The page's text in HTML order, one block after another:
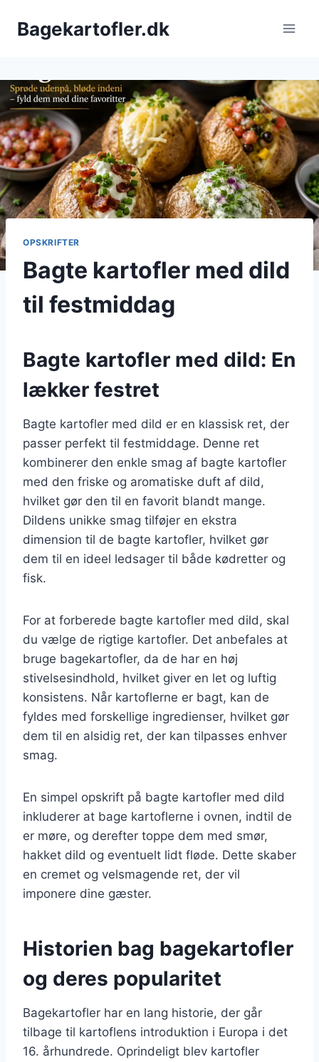
Bagekartofler.dk
OPSKRIFTER
Bagte kartofler med dild
til festmiddag
Bagte kartofler med dild: En
lækker festret
Bagte kartofler med dild er en klassisk ret, der
passer perfekt til festmiddage. Denne ret
kombinerer den enkle smag af bagte kartofler
med den friske og aromatiske duft af dild,
hvilket gør den til en favorit blandt mange.
Dildens unikke smag tilføjer en ekstra
dimension til de bagte kartofler, hvilket gør
dem til en ideel ledsager til både kødretter og
fisk.
For at forberede bagte kartofler med dild, skal
du vælge de rigtige kartofler. Det anbefales at
bruge bagekartofler, da de har en høj
stivelsesindhold, hvilket giver en let og luftig
konsistens. Når kartoflerne er bagt, kan de
fyldes med forskellige ingredienser, hvilket gør
dem til en alsidig ret, der kan tilpasses enhver
smag.
En simpel opskrift på bagte kartofler med dild
inkluderer at bage kartoflerne i ovnen, indtil de
er møre, og derefter toppe dem med smør,
hakket dild og eventuelt lidt fløde. Dette skaber
en cremet og velsmagende ret, der vil
imponere dine gæster.
Historien bag bagekartofler
og deres popularitet
Bagekartofler har en lang historie, der går
tilbage til kartoflens introduktion i Europa i det
16. århundrede. Oprindeligt blev kartofler